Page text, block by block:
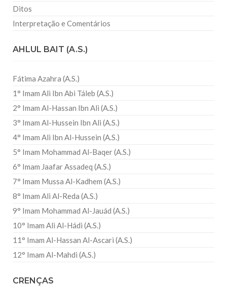
Ditos
Interpretação e Comentários
AHLUL BAIT (A.S.)
Fátima Azahra (A.S.)
1° Imam Ali Ibn Abi Táleb (A.S.)
2° Imam Al-Hassan Ibn Ali (A.S.)
3° Imam Al-Hussein Ibn Ali (A.S.)
4° Imam Ali Ibn Al-Hussein (A.S.)
5° Imam Mohammad Al-Baqer (A.S.)
6° Imam Jaafar Assadeq (A.S.)
7° Imam Mussa Al-Kadhem (A.S.)
8° Imam Ali Al-Reda (A.S.)
9° Imam Mohammad Al-Jauád (A.S.)
10° Imam Ali Al-Hádi (A.S.)
11° Imam Al-Hassan Al-Ascari (A.S.)
12° Imam Al-Mahdi (A.S.)
CRENÇAS